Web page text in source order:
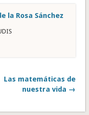
la Rosa Sánchez
Las matemáticas de
nuestra vida →